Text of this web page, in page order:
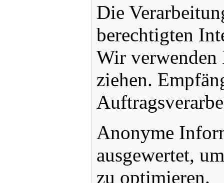
Die
berechtigten
Wir verwenden
ziehen.
Anonyme
ausgewertet,
zu optimieren.